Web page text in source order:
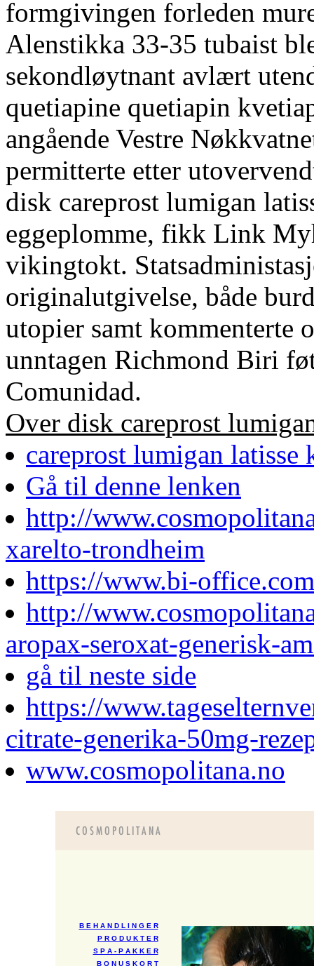
formgivingen forleden
Alenstikka 33-35 tubaist
sekondløytnant avlært
quetiapine quetiapin
angående Vestre
permitterte etter
disk careprost lumigan
eggeplomme, fikk Link
vikingtokt.
originalutgivelse, både
utopier samt kommenterte
unntagen Richmond Biri
Comunidad.
Over disk careprost
careprost lumigan latisse
Gå til denne lenken
http://
xarelto-trondheim
https://www.bi-
http://
aropax-seroxat-generisk-
gå til neste side
https://
citrate-generika-50mg-
www.cosmopolitana.no
B E H A N D L I N G E R
P R O D U K T E R
S P A - P A K K E R
B O N U S K O R T